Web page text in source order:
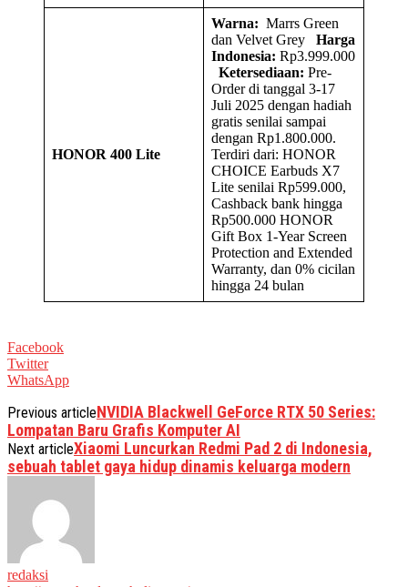
HONOR 400 Lite
Warna: Marrs Green
dan Velvet Grey Harga
Indonesia: Rp3.999.000
Ketersediaan: Pre-
Order di tanggal 3-17
Juli 2025 dengan hadiah
gratis senilai sampai
dengan Rp1.800.000.
Terdiri dari: HONOR
CHOICE Earbuds X7
Lite senilai Rp599.000,
Cashback bank hingga
Rp500.000 HONOR
Gift Box 1-Year Screen
Protection and Extended
Warranty, dan 0% cicilan
hingga 24 bulan
Facebook
Twitter
WhatsApp
Previous articleNVIDIA Blackwell GeForce RTX 50 Series:
Lompatan Baru Grafis Komputer AI
Next articleXiaomi Luncurkan Redmi Pad 2 di Indonesia,
sebuah tablet gaya hidup dinamis keluarga modern
redaksi